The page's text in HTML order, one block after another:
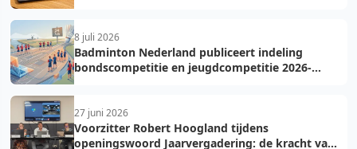
8 juli 2026
Badminton Nederland publiceert indeling
bondscompetitie en jeugdcompetitie 2026-
27 juni 2026
Voorzitter Robert Hoogland tijdens
openingswoord Jaarvergadering: de kracht van